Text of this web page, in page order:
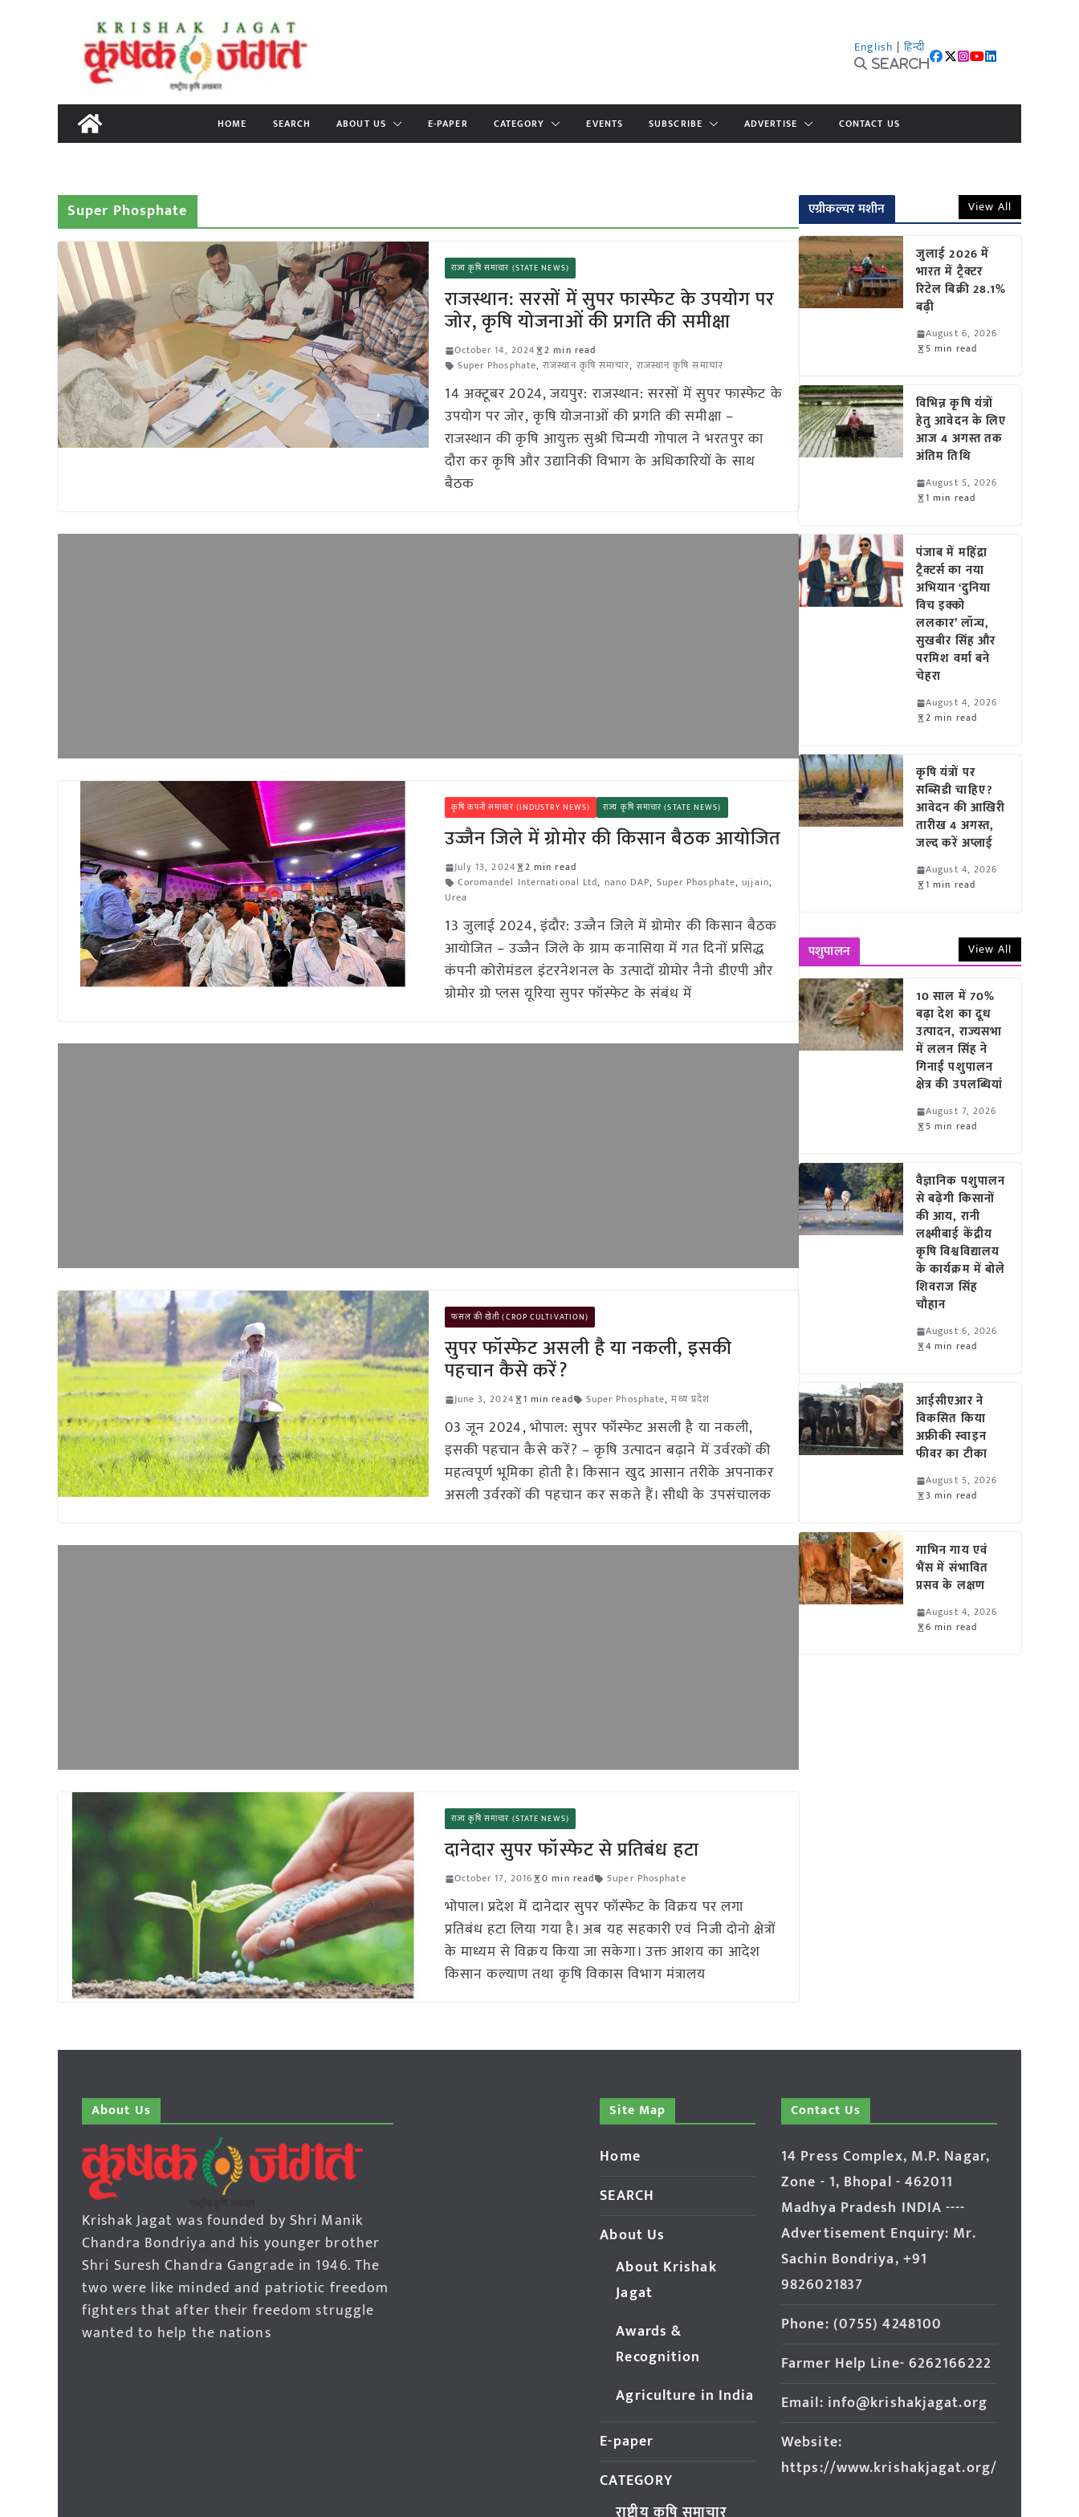
content
English | हिन्दी
Search
HOME SEARCH ABOUT US E-PAPER CATEGORY EVENTS SUBSCRIBE ADVERTISE CONTACT US
Super Phosphate
राज्य कृषि समाचार (STATE NEWS)
राजस्थान: सरसों में सुपर फास्फेट के उपयोग पर
जोर, कृषि योजनाओं की प्रगति की समीक्षा
October 14, 2024
2 min read
Super Phosphate,राजस्थान कृषि समाचार, राजस्थान कृषि समाचार
14 अक्टूबर 2024, जयपुर: राजस्थान: सरसों में सुपर फास्फेट के
उपयोग पर जोर, कृषि योजनाओं की प्रगति की समीक्षा –
राजस्थान की कृषि आयुक्त सुश्री चिन्मयी गोपाल ने भरतपुर का
दौरा कर कृषि और उद्यानिकी विभाग के अधिकारियों के साथ
बैठक
कृषि कंपनी समाचार (INDUSTRY NEWS) राज्य कृषि समाचार (STATE NEWS)
उज्जैन जिले में ग्रोमोर की किसान बैठक आयोजित
July 13, 2024
2 min read
Coromandel International Ltd, nano DAP, Super Phosphate,ujjain,
Urea
13 जुलाई 2024, इंदौर: उज्जैन जिले में ग्रोमोर की किसान बैठक
आयोजित – उज्जैन जिले के ग्राम कनासिया में गत दिनों प्रसिद्ध
कंपनी कोरोमंडल इंटरनेशनल के उत्पादों ग्रोमोर नैनो डीएपी और
ग्रोमोर ग्रो प्लस यूरिया सुपर फॉस्फेट के संबंध में
फसल की खेती (CROP CULTIVATION)
सुपर फॉस्फेट असली है या नकली, इसकी
पहचान कैसे करें?
June 3, 2024 1 min read Super Phosphate,मध्य प्रदेश
03 जून 2024, भोपाल: सुपर फॉस्फेट असली है या नकली,
इसकी पहचान कैसे करें? – कृषि उत्पादन बढ़ाने में उर्वरकों की
महत्वपूर्ण भूमिका होती है। किसान खुद आसान तरीके अपनाकर
असली उर्वरकों की पहचान कर सकते हैं। सीधी के उपसंचालक
राज्य कृषि समाचार (STATE NEWS)
दानेदार सुपर फॉस्फेट से प्रतिबंध हटा
October 17, 2016 0 min read Super Phosphate
भोपाल। प्रदेश में दानेदार सुपर फॉस्फेट के विक्रय पर लगा
प्रतिबंध हटा लिया गया है। अब यह सहकारी एवं निजी दोनो क्षेत्रों
के माध्यम से विक्रय किया जा सकेगा। उक्त आशय का आदेश
किसान कल्याण तथा कृषि विकास विभाग मंत्रालय
एग्रीकल्चर मशीन View All
जुलाई 2026 में
भारत में ट्रैक्टर
रिटेल बिक्री 28.1%
बढ़ी
August 6, 2026
5 min read
विभिन्न कृषि यंत्रों
हेतु आवेदन के लिए
आज 4 अगस्त तक
अंतिम तिथि
August 5, 2026
1 min read
पंजाब में महिंद्रा
ट्रैक्टर्स का नया
अभियान ‘दुनिया
विच इक्को
ललकार’ लॉन्च,
सुखबीर सिंह और
परमिश वर्मा बने
चेहरा
August 4, 2026
2 min read
कृषि यंत्रों पर
सब्सिडी चाहिए?
आवेदन की आखिरी
तारीख 4 अगस्त,
जल्द करें अप्लाई
August 4, 2026
1 min read
पशुपालन View All
10 साल में 70%
बढ़ा देश का दूध
उत्पादन, राज्यसभा
में ललन सिंह ने
गिनाईं पशुपालन
क्षेत्र की उपलब्धियां
August 7, 2026
5 min read
वैज्ञानिक पशुपालन
से बढ़ेगी किसानों
की आय, रानी
लक्ष्मीबाई केंद्रीय
कृषि विश्वविद्यालय
के कार्यक्रम में बोले
शिवराज सिंह
चौहान
August 6, 2026
4 min read
आईसीएआर ने
विकसित किया
अफ्रीकी स्वाइन
फीवर का टीका
August 5, 2026
3 min read
गाभिन गाय एवं
भैंस में संभावित
प्रसव के लक्षण
August 4, 2026
6 min read
About Us
Krishak Jagat was founded by Shri Manik
Chandra Bondriya and his younger brother
Shri Suresh Chandra Gangrade in 1946. The
two were like minded and patriotic freedom
fighters that after their freedom struggle
wanted to help the nations
Site Map
Home
SEARCH
About Us
About Krishak
Jagat
Awards &
Recognition
Agriculture in India
E-paper
CATEGORY
Contact Us
14 Press Complex, M.P. Nagar,
Zone - 1, Bhopal - 462011
Madhya Pradesh INDIA ----
Advertisement Enquiry: Mr.
Sachin Bondriya, +91
9826021837
Phone: (0755) 4248100
Farmer Help Line- 6262166222
Email: info@krishakjagat.org
Website:
https://www.krishakjagat.org/